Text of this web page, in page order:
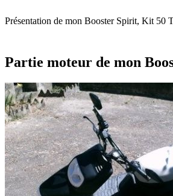
Présentation de mon Booster Spirit, Kit 50
Partie moteur de mon